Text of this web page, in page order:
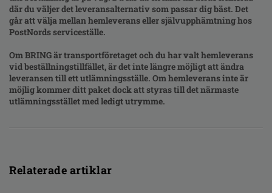
där du väljer det leveransalternativ som passar dig bäst. Det
går att välja mellan hemleverans eller självupphämtning hos
PostNords serviceställe.
OmBRINGär transportföretaget och du har valt hemleverans
vid beställningstillfället, är det inte längre möjligt att ändra
leveransen till ett utlämningsställe. Om hemleverans inte är
möjlig kommer ditt paket dock att styras till det närmaste
utlämningsstället med ledigt utrymme.
Relaterade artiklar